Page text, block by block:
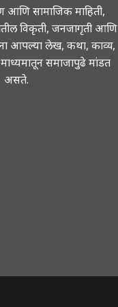
आणि सामाजिक माहिती,
विकृती, जनजागृती आणि
आपल्या लेख, कथा, काव्य,
माध्यमातून समाजापुढे मांडत
असते.